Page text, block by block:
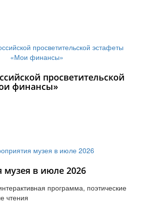
просветительской
финансы»
в июле 2026
программа, поэтические
чтения